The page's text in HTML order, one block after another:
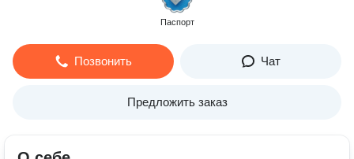
Паспорт
Позвонить Чат
Предложить заказ